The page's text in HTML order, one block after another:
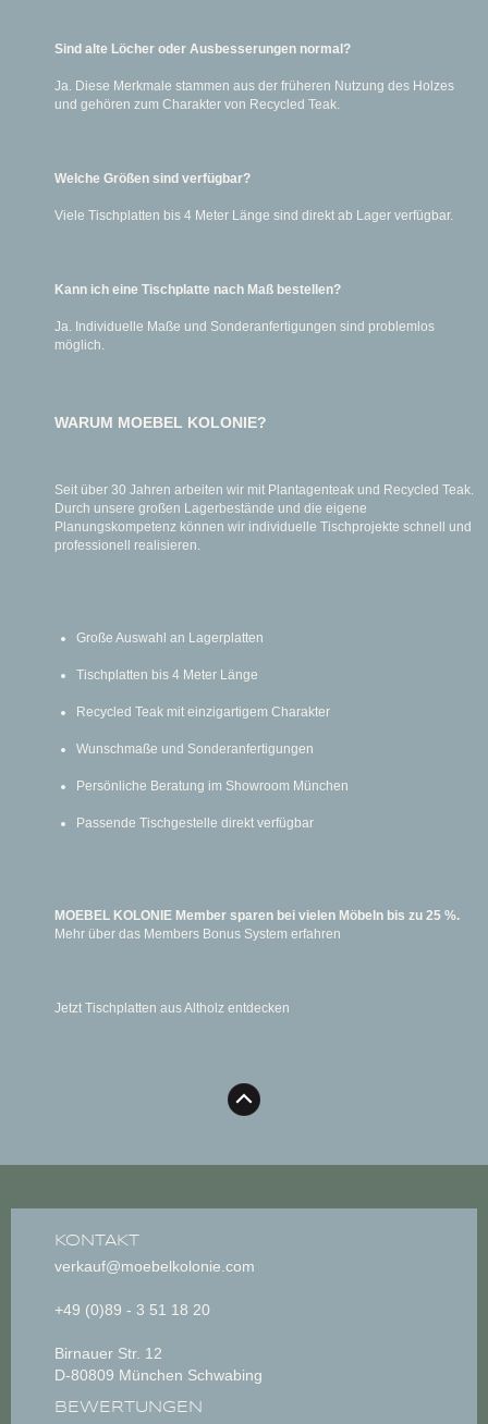
Sind alte Löcher oder Ausbesserungen normal?
Ja. Diese Merkmale stammen aus der früheren Nutzung des Holzes
und gehören zum Charakter von Recycled Teak.
Welche Größen sind verfügbar?
Viele Tischplatten bis 4 Meter Länge sind direkt ab Lager verfügbar.
Kann ich eine Tischplatte nach Maß bestellen?
Ja. Individuelle Maße und Sonderanfertigungen sind problemlos
möglich.
WARUM MOEBEL KOLONIE?
Seit über 30 Jahren arbeiten wir mit Plantagenteak und Recycled Teak.
Durch unsere großen Lagerbestände und die eigene
Planungskompetenz können wir individuelle Tischprojekte schnell und
professionell realisieren.
Große Auswahl an Lagerplatten
Tischplatten bis 4 Meter Länge
Recycled Teak mit einzigartigem Charakter
Wunschmaße und Sonderanfertigungen
Persönliche Beratung im Showroom München
Passende Tischgestelle direkt verfügbar
MOEBEL KOLONIE Member sparen bei vielen Möbeln bis zu 25 %.
Mehr über das Members Bonus System erfahren
Jetzt Tischplatten aus Altholz entdecken
KONTAKT
verkauf@moebelkolonie.com
+49 (0)89 - 3 51 18 20
Birnauer Str. 12
D-80809 München Schwabing
BEWERTUNGEN